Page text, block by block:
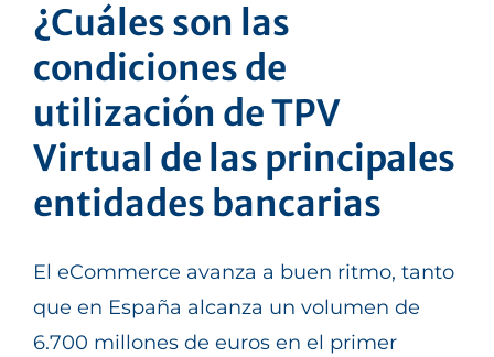
¿Cuáles son las
condiciones de
utilización de TPV
Virtual de las principales
entidades bancarias
El eCommerce avanza a buen ritmo, tanto
que en España alcanza un volumen de
6.700 millones de euros en el primer